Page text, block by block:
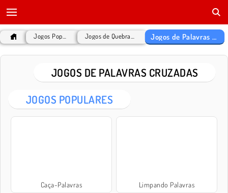
Jogos de Palavras Cruzadas
JOGOS DE PALAVRAS CRUZADAS
JOGOS POPULARES
Caça-Palavras Limpando Palavras